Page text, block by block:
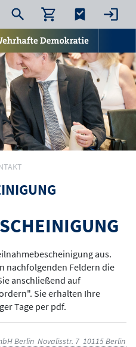
aus.
nachfolgenden Feldern die
anschließend auf
Sie erhalten Ihre
Tage per pdf.
Berlin Novalisstr. 7 10115 Berlin